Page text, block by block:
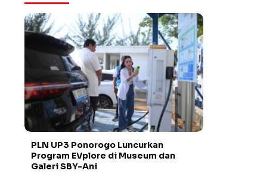
PLN UP3 Ponorogo Luncurkan
Program EVplore di Museum dan
Galeri SBY-Ani